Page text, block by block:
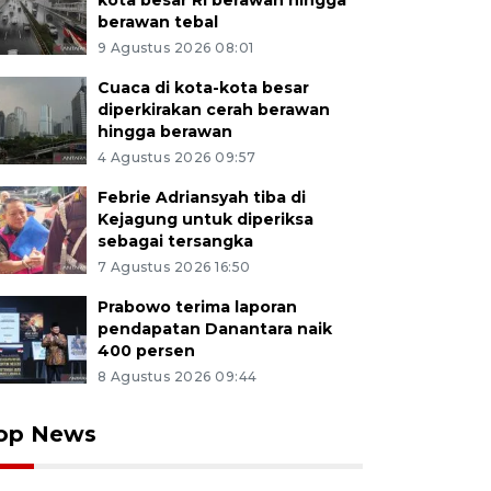
berawan tebal
9 Agustus 2026 08:01
Cuaca di kota-kota besar
diperkirakan cerah berawan
hingga berawan
4 Agustus 2026 09:57
Febrie Adriansyah tiba di
Kejagung untuk diperiksa
sebagai tersangka
7 Agustus 2026 16:50
Prabowo terima laporan
pendapatan Danantara naik
400 persen
8 Agustus 2026 09:44
News